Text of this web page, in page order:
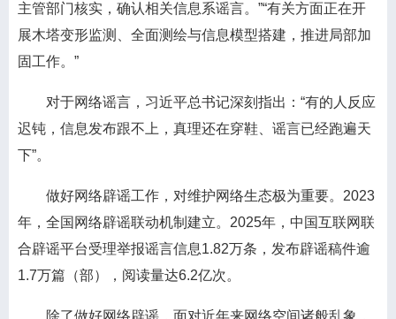
主管部门核实，确认相关信息系谣言。”“有关方面正在开
展木塔变形监测、全面测绘与信息模型搭建，推进局部加
固工作。”
对于网络谣言，习近平总书记深刻指出：“有的人反应
迟钝，信息发布跟不上，真理还在穿鞋、谣言已经跑遍天
下”。
做好网络辟谣工作，对维护网络生态极为重要。2023
年，全国网络辟谣联动机制建立。2025年，中国互联网联
合辟谣平台受理举报谣言信息1.82万条，发布辟谣稿件逾
1.7万篇（部），阅读量达6.2亿次。
除了做好网络辟谣，面对近年来网络空间诸般乱象，